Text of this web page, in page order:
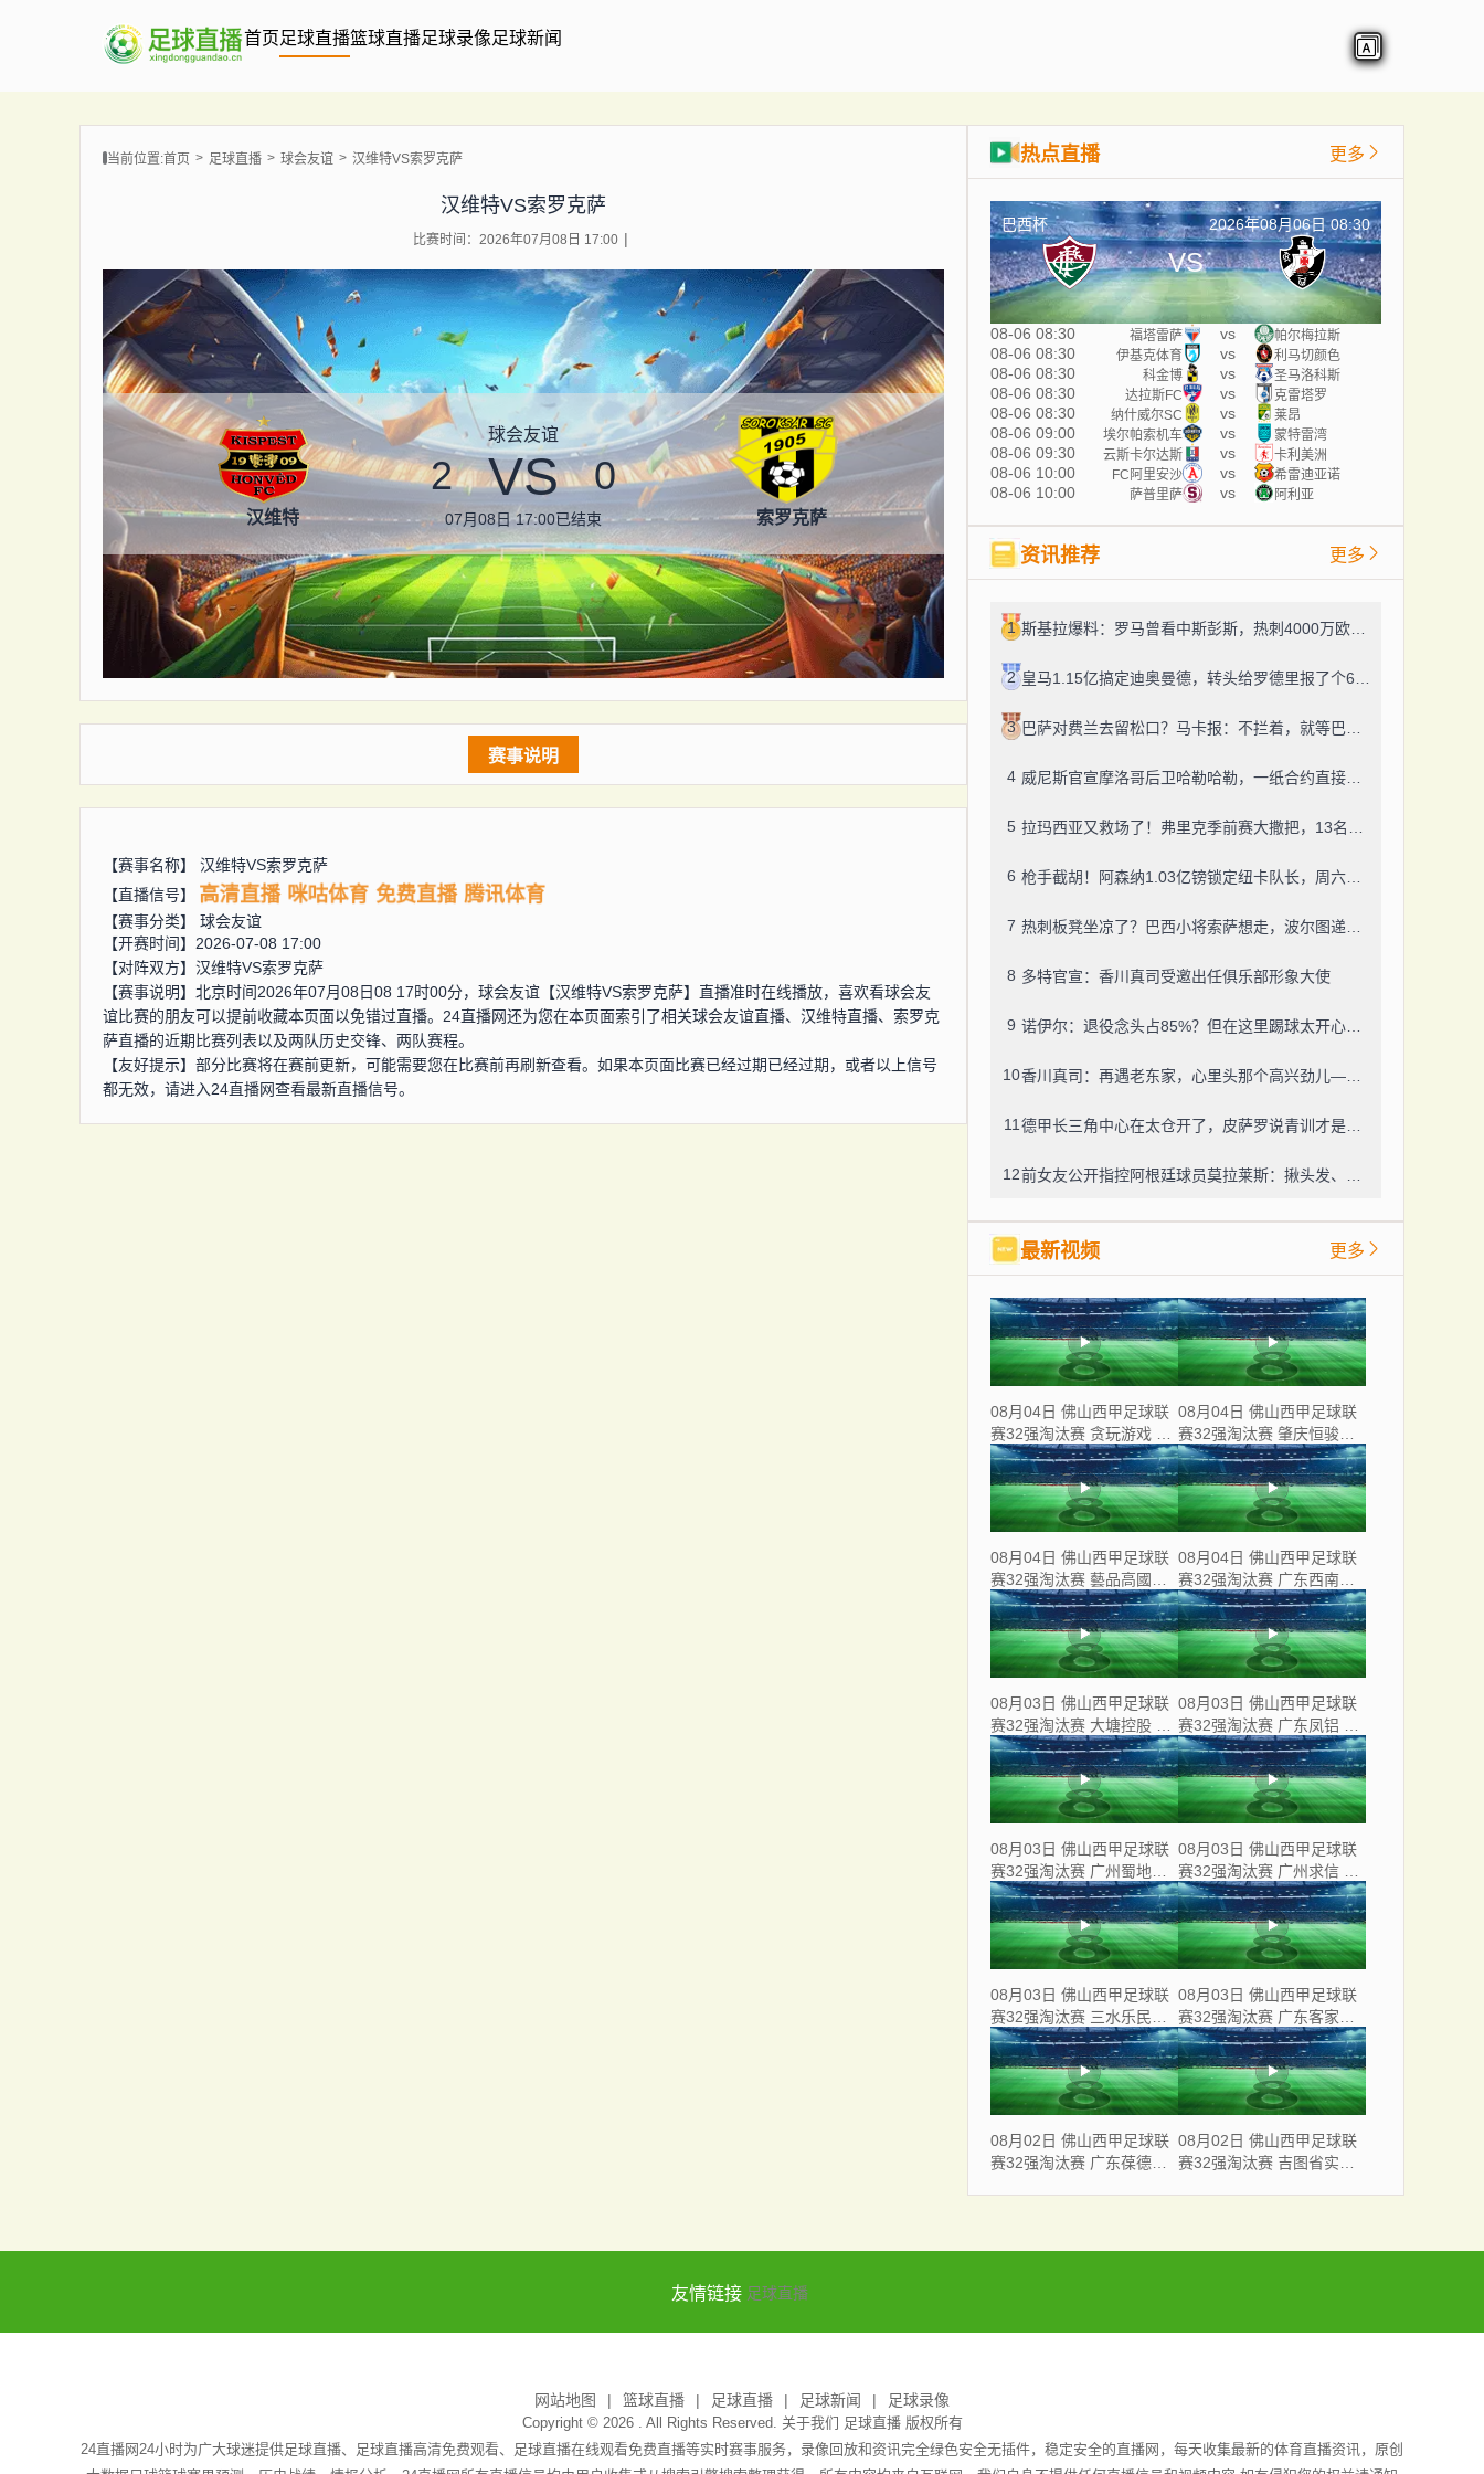
首页足球直播篮球直播足球录像足球新闻
当前位置:首页 足球直播 球会友谊 汉维特VS索罗克萨
汉维特VS索罗克萨
比赛时间：2026年07月08日 17:00
汉维特
球会友谊
2 VS 0
07月08日 17:00已结束 索罗克萨
赛事说明
【赛事名称】 汉维特VS索罗克萨
【直播信号】
高清直播 咪咕体育 免费直播 腾讯体育
【赛事分类】 球会友谊
【开赛时间】2026-07-08 17:00
【对阵双方】 汉维特VS索罗克萨
【赛事说明】北京时间2026年07月08日08 17时00分，球会友谊【汉维特VS索罗克萨】直播准时在线播放，喜欢看球会友
谊比赛的朋友可以提前收藏本页面以免错过直播。24直播网还为您在本页面索引了相关球会友谊直播、汉维特直播、索罗克
萨直播的近期比赛列表以及两队历史交锋、两队赛程。
【友好提示】部分比赛将在赛前更新，可能需要您在比赛前再刷新查看。如果本页面比赛已经过期已经过期，或者以上信号
都无效，请进入24直播网查看最新直播信号。
热点直播 更多
巴西杯 2026年08月06日 08:30
VS
08-06 08:30 福塔雷萨 vs 帕尔梅拉斯
08-06 08:30 伊基克体育 vs 利马切颜色
08-06 08:30 科金博 vs 圣马洛科斯
08-06 08:30 达拉斯FC vs 克雷塔罗
08-06 08:30 纳什威尔SC vs 莱昂
08-06 09:00 埃尔帕索机车 vs 蒙特雷湾
08-06 09:30 云斯卡尔达斯 vs 卡利美洲
08-06 10:00 FC阿里安沙 vs 希雷迪亚诺
08-06 10:00 萨普里萨 vs 阿利亚
资讯推荐 更多
1
2
3
4
5
6
7
8 多特官宣：香川真司受邀出任俱乐部形象大使
9
10
11
12
最新视频 更多
08月04日 佛山西甲足球联
赛32强淘汰赛 贪玩游戏 VS
美的薪火 全场录像
08月04日 佛山西甲足球联
赛32强淘汰赛 肇庆恒骏成
VS 三七互娱 全场录像
08月04日 佛山西甲足球联
赛32强淘汰赛 藝品高國際
VS 湛江狂狼·粵辉能源 全
场录像
08月04日 佛山西甲足球联
赛32强淘汰赛 广东西南建
设 VS 香港圣徒 全场录像
08月03日 佛山西甲足球联
赛32强淘汰赛 大塘控股 VS
茂名市点都得 全场录像
08月03日 佛山西甲足球联
赛32强淘汰赛 广东凤铝 VS
湛江八部科技 全场录像
08月03日 佛山西甲足球联
赛32强淘汰赛 广州蜀地红
VS 广州戴拿模 全场录像
08月03日 佛山西甲足球联
赛32强淘汰赛 广州求信 VS
顺德新青年 全场录像
08月03日 佛山西甲足球联
赛32强淘汰赛 三水乐民兴
健力宝 VS 中国澳门澳科精
英 全场录像
08月03日 佛山西甲足球联
赛32强淘汰赛 广东客家青
年 VS 广州英华思力U17 全
场录像
08月02日 佛山西甲足球联
赛32强淘汰赛 广东葆德澳
08月02日 佛山西甲足球联
赛32强淘汰赛 吉图省实青
友情链接 足球直播
网站地图 篮球直播 足球直播 足球新闻 足球录像
Copyright © 2026 . All Rights Reserved. 关于我们 足球直播版权所有
24直播网24小时为广大球迷提供足球直播、足球直播高清免费观看、足球直播在线观看免费直播等实时赛事服务，录像回放和资讯完全绿色安全无插件，稳定安全的直播网，每天收集最新的体育直播资讯，原创